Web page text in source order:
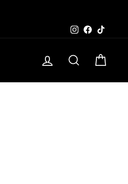
Instagram
INGRESAR BUSCAR